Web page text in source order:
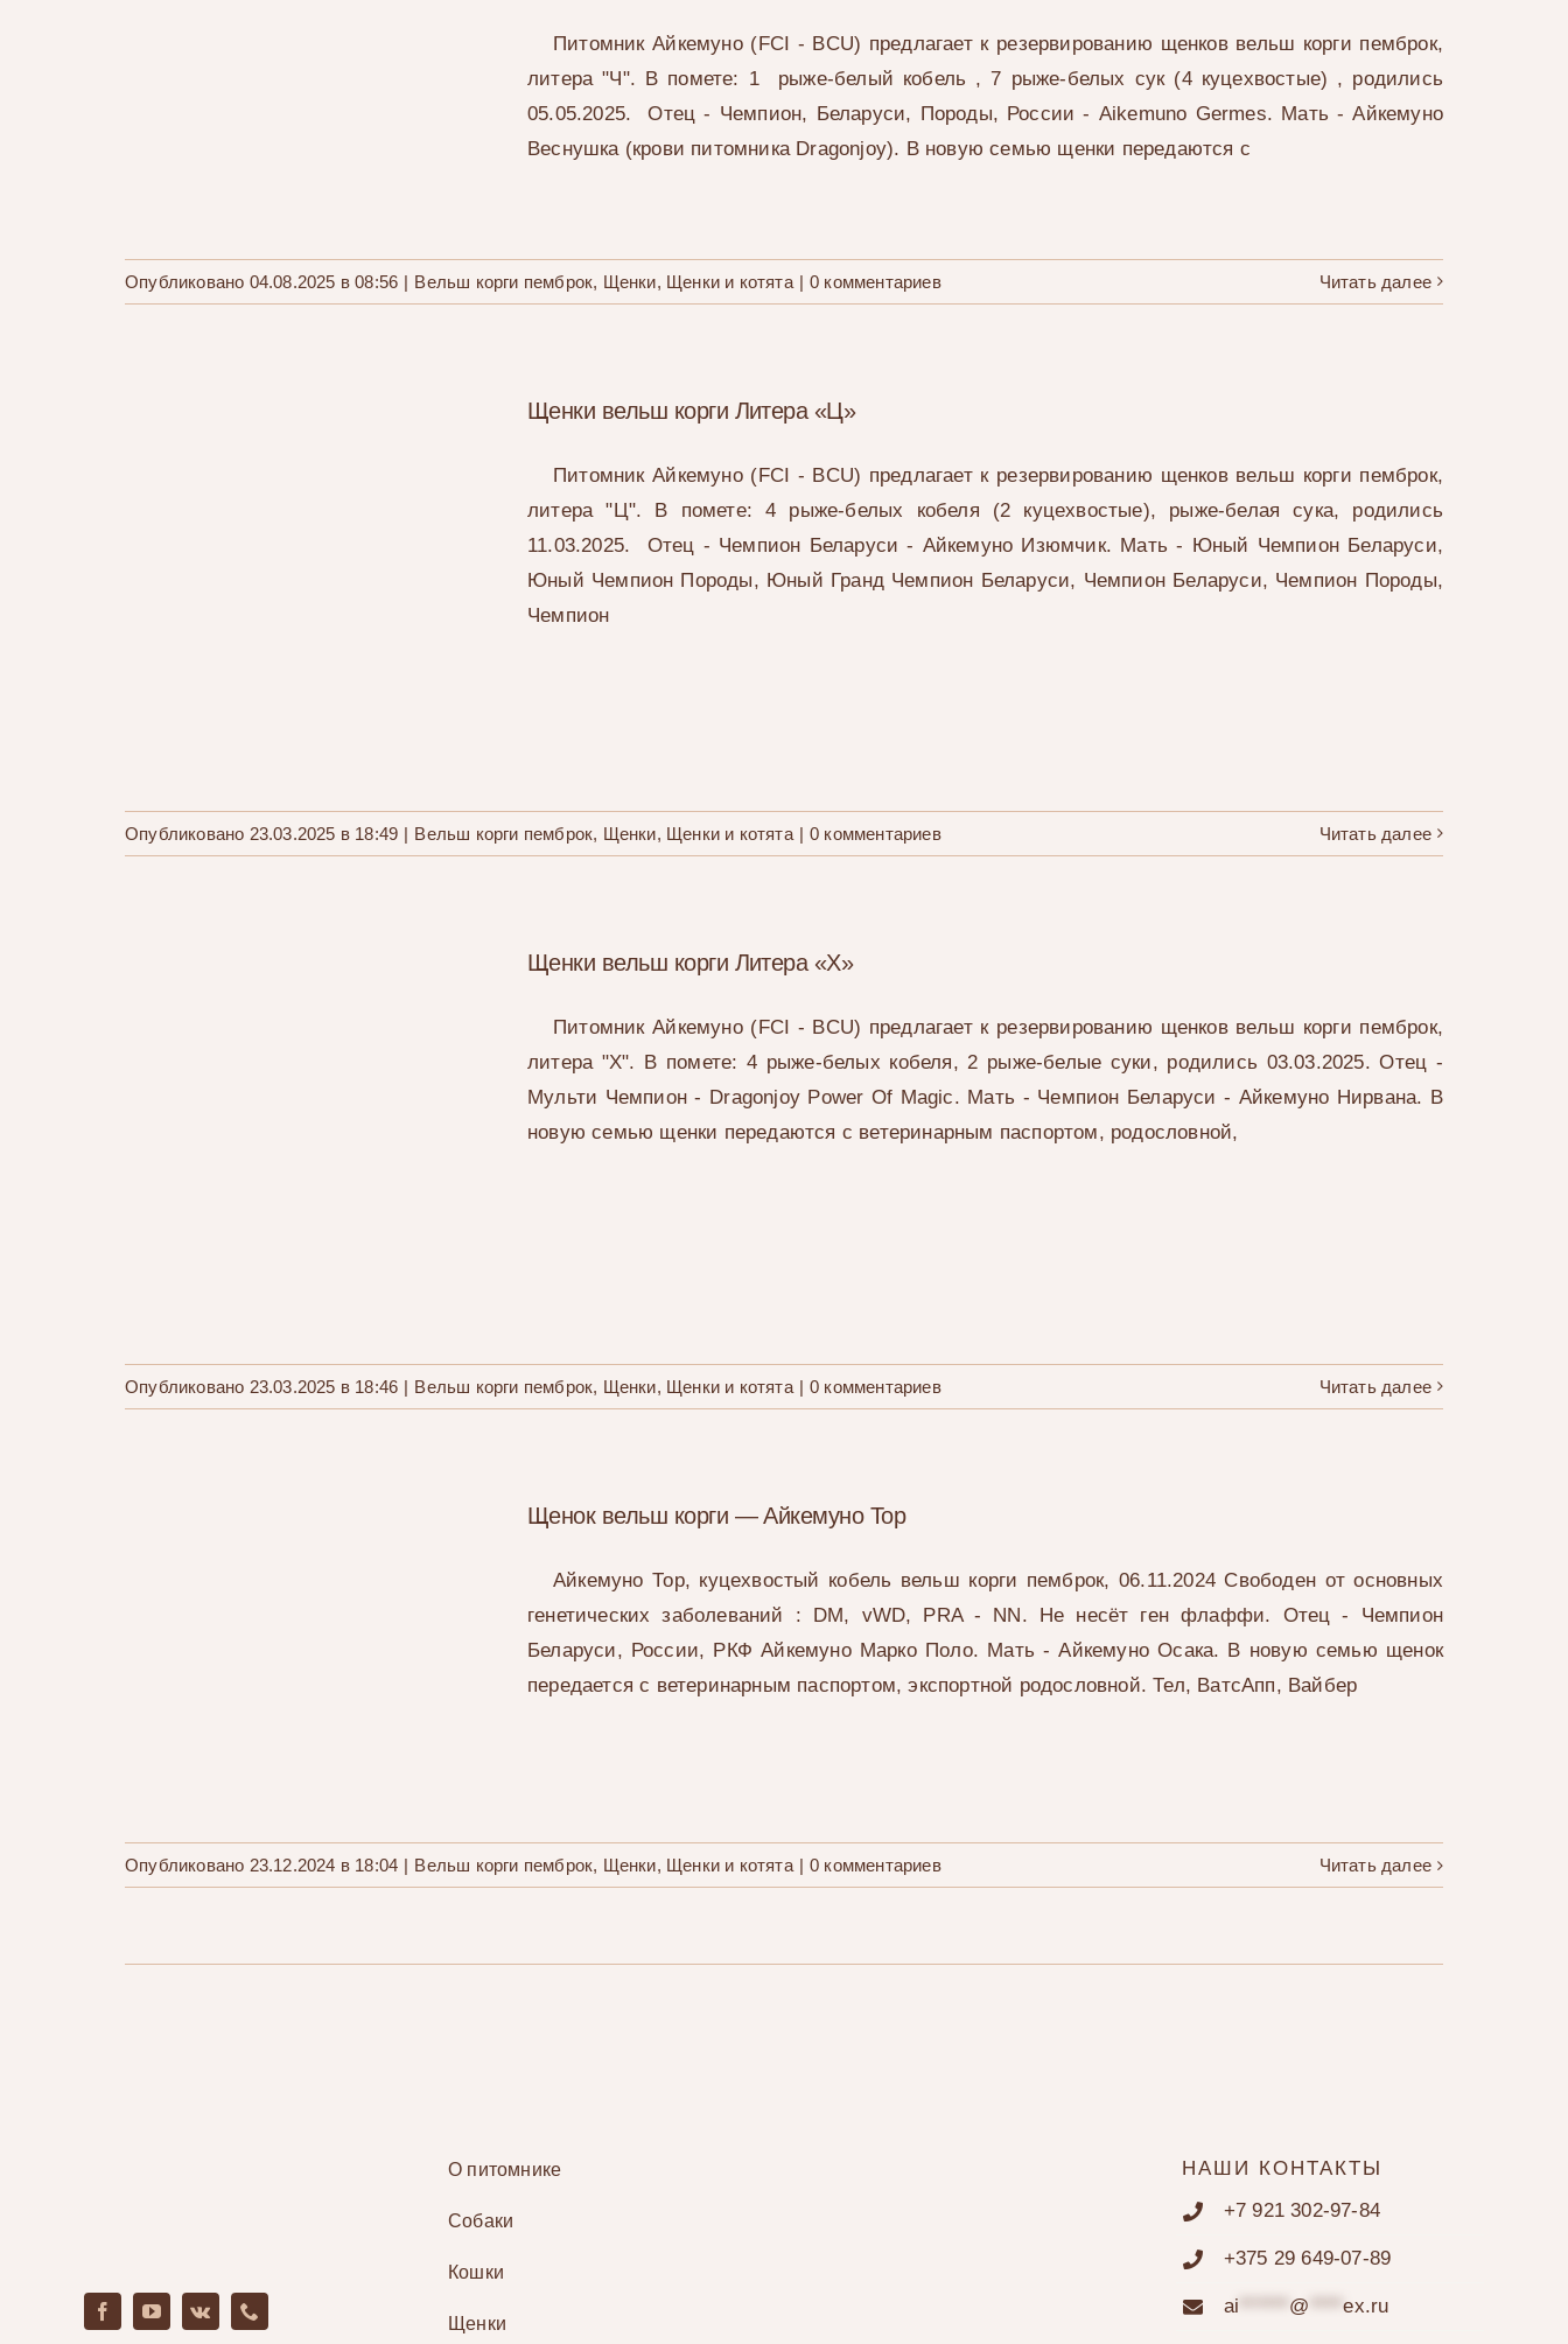
Питомник Айкемуно (FCI - BCU) предлагает к резервированию щенков вельш корги пемброк,
литера "Ч". В помете: 1 рыже-белый кобель , 7 рыже-белых сук (4 куцехвостые) , родились
05.05.2025. Отец - Чемпион, Беларуси, Породы, России - Aikemuno Germes. Мать - Айкемуно
Веснушка (крови питомника Dragonjoy). В новую семью щенки передаются с
Опубликовано 04.08.2025 в 08:56 | Вельш корги пемброк, Щенки, Щенки и котята | 0 комментариев Читать далее
Щенки вельш корги Литера «Ц»
Питомник Айкемуно (FCI - BCU) предлагает к резервированию щенков вельш корги пемброк,
литера "Ц". В помете: 4 рыже-белых кобеля (2 куцехвостые), рыже-белая сука, родились
11.03.2025. Отец - Чемпион Беларуси - Айкемуно Изюмчик. Мать - Юный Чемпион Беларуси,
Юный Чемпион Породы, Юный Гранд Чемпион Беларуси, Чемпион Беларуси, Чемпион Породы,
Чемпион
Опубликовано 23.03.2025 в 18:49 | Вельш корги пемброк, Щенки, Щенки и котята | 0 комментариев Читать далее
Щенки вельш корги Литера «Х»
Питомник Айкемуно (FCI - BCU) предлагает к резервированию щенков вельш корги пемброк,
литера "Х". В помете: 4 рыже-белых кобеля, 2 рыже-белые суки, родились 03.03.2025. Отец -
Мульти Чемпион - Dragonjoy Power Of Magic. Мать - Чемпион Беларуси - Айкемуно Нирвана. В
новую семью щенки передаются с ветеринарным паспортом, родословной,
Опубликовано 23.03.2025 в 18:46 | Вельш корги пемброк, Щенки, Щенки и котята | 0 комментариев Читать далее
Щенок вельш корги — Айкемуно Тор
Айкемуно Тор, куцехвостый кобель вельш корги пемброк, 06.11.2024 Свободен от основных
генетических заболеваний : DM, vWD, PRA - NN. Не несёт ген флаффи. Отец - Чемпион
Беларуси, России, РКФ Айкемуно Марко Поло. Мать - Айкемуно Осака. В новую семью щенок
передается с ветеринарным паспортом, экспортной родословной. Тел, ВатсАпп, Вайбер
Опубликовано 23.12.2024 в 18:04 | Вельш корги пемброк, Щенки, Щенки и котята | 0 комментариев Читать далее
О питомнике
Собаки
Кошки
Щенки
НАШИ КОНТАКТЫ
+7 921 302-97-84
+375 29 649-07-89
ai ****** @ ****ex.ru